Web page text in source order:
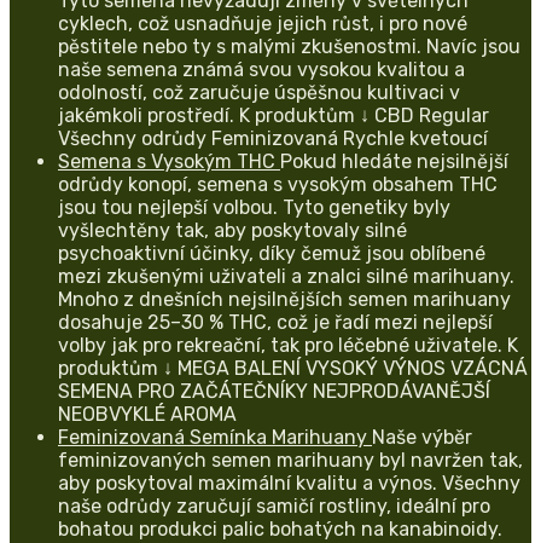
cyklech, což usnadňuje jejich růst, i pro nové
pěstitele nebo ty s malými zkušenostmi. Navíc jsou
naše semena známá svou vysokou kvalitou a
odolností, což zaručuje úspěšnou kultivaci v
jakémkoli prostředí. K produktům ↓ CBD Regular
Všechny odrůdy Feminizovaná Rychle kvetoucí
Semena s Vysokým THC Pokud hledáte nejsilnější
odrůdy konopí, semena s vysokým obsahem THC
jsou tou nejlepší volbou. Tyto genetiky byly
vyšlechtěny tak, aby poskytovaly silné
psychoaktivní účinky, díky čemuž jsou oblíbené
mezi zkušenými uživateli a znalci silné marihuany.
Mnoho z dnešních nejsilnějších semen marihuany
dosahuje 25–30 % THC, což je řadí mezi nejlepší
volby jak pro rekreační, tak pro léčebné uživatele. K
produktům ↓ MEGA BALENÍ VYSOKÝ VÝNOS VZÁCNÁ
SEMENA PRO ZAČÁTEČNÍKY NEJPRODÁVANĚJŠÍ
NEOBVYKLÉ AROMA
Feminizovaná Semínka Marihuany Naše výběr
feminizovaných semen marihuany byl navržen tak,
aby poskytoval maximální kvalitu a výnos. Všechny
naše odrůdy zaručují samičí rostliny, ideální pro
bohatou produkci palic bohatých na kanabinoidy.